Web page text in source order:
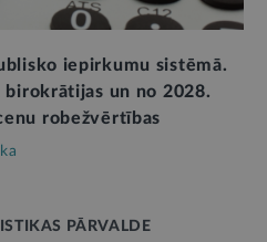
iepirkumu sistēmā.
birokrātijas un no 2028.
robežvērtības
PĀRVALDE